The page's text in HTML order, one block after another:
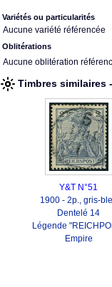
Variétés ou particularités
Aucune variété référencée
Oblitérations
Aucune oblitération
Timbres similaires
Y&T N°51
1900 - 2p., gris-
Dentelé 14
Légende
Empire